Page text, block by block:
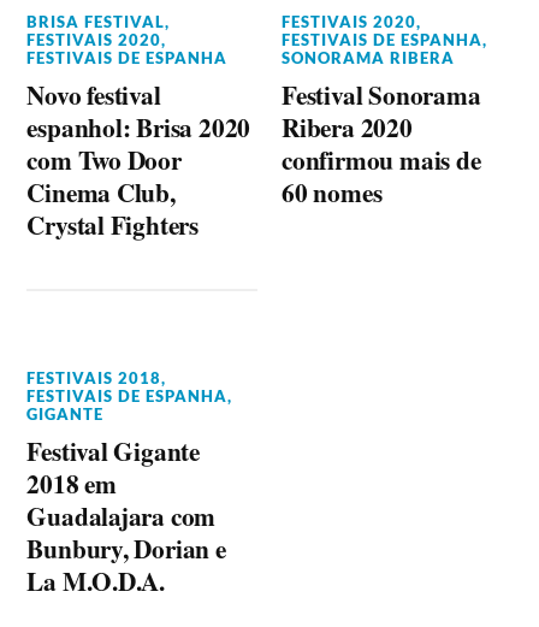
BRISA FESTIVAL,
FESTIVAIS 2020,
FESTIVAIS DE ESPANHA
Novo festival
espanhol: Brisa 2020
com Two Door
Cinema Club,
Crystal Fighters
FESTIVAIS 2020,
FESTIVAIS DE ESPANHA,
SONORAMA RIBERA
Festival Sonorama
Ribera 2020
confirmou mais de
60 nomes
FESTIVAIS 2018,
FESTIVAIS DE ESPANHA,
GIGANTE
Festival Gigante
2018 em
Guadalajara com
Bunbury, Dorian e
La M.O.D.A.